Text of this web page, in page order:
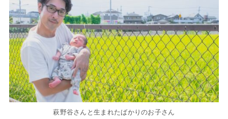
萩野谷さんと生まれたばかりのお子さん